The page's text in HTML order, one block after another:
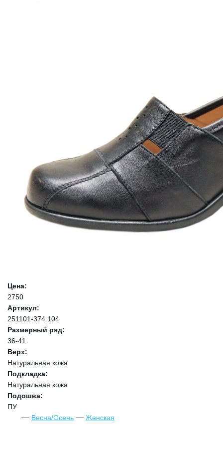
Цена:
2750
Артикул:
251101-374.104
Размерный ряд:
36-41
Верх:
Натуральная кожа
Подкладка:
Натуральная кожа
Подошва:
ПУ
Весна/Осень
Женская